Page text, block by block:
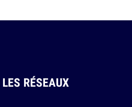
LES RÉSEAUX